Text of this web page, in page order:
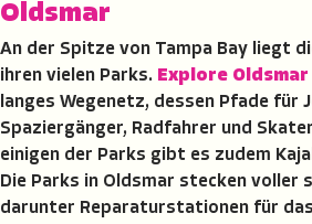
Oldsmar
An der Spitze von Tampa Bay liegt
ihren vielen Parks. Explore Oldsmar
langes Wegenetz, dessen Pfade für
Spaziergänger, Radfahrer und
einigen der Parks gibt es zudem
Die Parks in Oldsmar stecken voller
darunter Reparaturstationen für